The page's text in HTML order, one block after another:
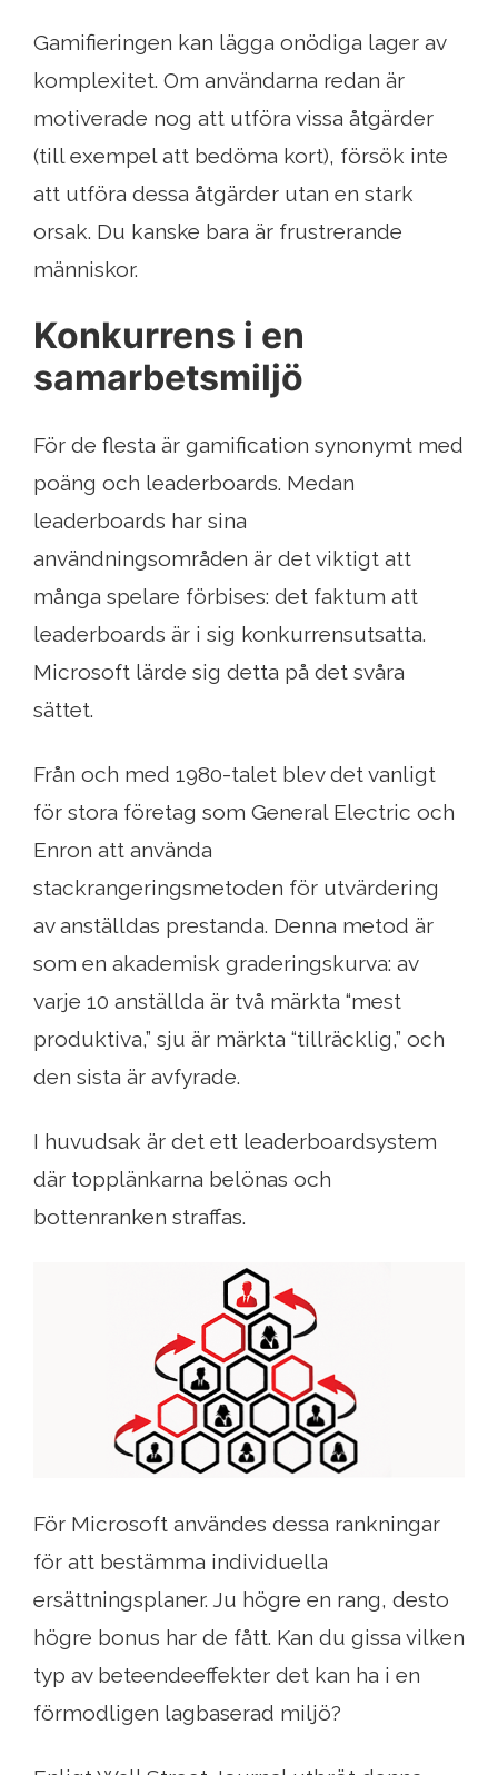
Gamifieringen kan lägga onödiga lager av
komplexitet. Om användarna redan är
motiverade nog att utföra vissa åtgärder
(till exempel att bedöma kort), försök inte
att utföra dessa åtgärder utan en stark
orsak. Du kanske bara är frustrerande
människor.
Konkurrens i en
samarbetsmiljö
För de flesta är gamification synonymt med
poäng och leaderboards. Medan
leaderboards har sina
användningsområden är det viktigt att
många spelare förbises: det faktum att
leaderboards är i sig konkurrensutsatta.
Microsoft lärde sig detta på det svåra
sättet.
Från och med 1980-talet blev det vanligt
för stora företag som General Electric och
Enron att använda
stackrangeringsmetoden för utvärdering
av anställdas prestanda. Denna metod är
som en akademisk graderingskurva: av
varje 10 anställda är två märkta “mest
produktiva,” sju är märkta “tillräcklig,” och
den sista är avfyrade.
I huvudsak är det ett leaderboardsystem
där topplänkarna belönas och
bottenranken straffas.
För Microsoft användes dessa rankningar
för att bestämma individuella
ersättningsplaner. Ju högre en rang, desto
högre bonus har de fått. Kan du gissa vilken
typ av beteendeeffekter det kan ha i en
förmodligen lagbaserad miljö?